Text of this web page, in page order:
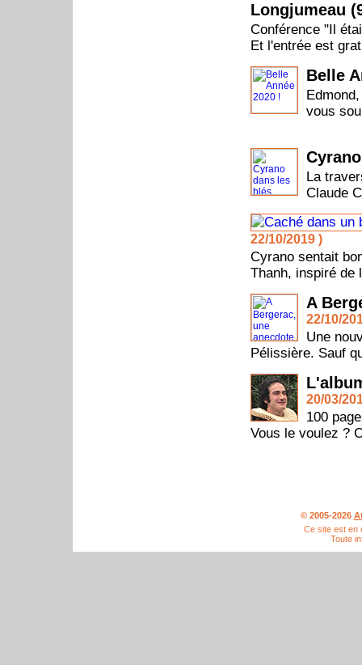
Longjumeau
Conférence "Il
Et l'entrée est
Belle
vous
La
Claude
22/10/2019 )
Cyrano sentait
Thanh, inspiré de
A
22/10/
Une
Pélissière. Sauf
20/03/
100
Vous le voulez ?
© 2005-2026
Ce site est en
Toute